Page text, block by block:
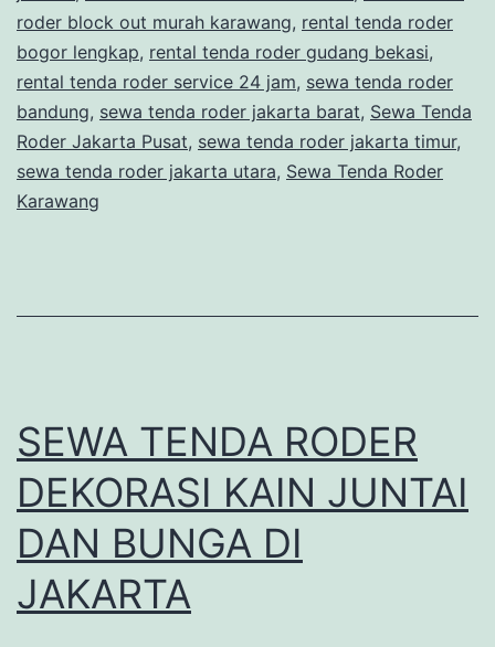
roder block out murah karawang, rental tenda roder
bogor lengkap, rental tenda roder gudang bekasi,
rental tenda roder service 24 jam, sewa tenda roder
bandung, sewa tenda roder jakarta barat, Sewa Tenda
Roder Jakarta Pusat, sewa tenda roder jakarta timur,
sewa tenda roder jakarta utara, Sewa Tenda Roder
Karawang
SEWA TENDA RODER
DEKORASI KAIN JUNTAI
DAN BUNGA DI
JAKARTA